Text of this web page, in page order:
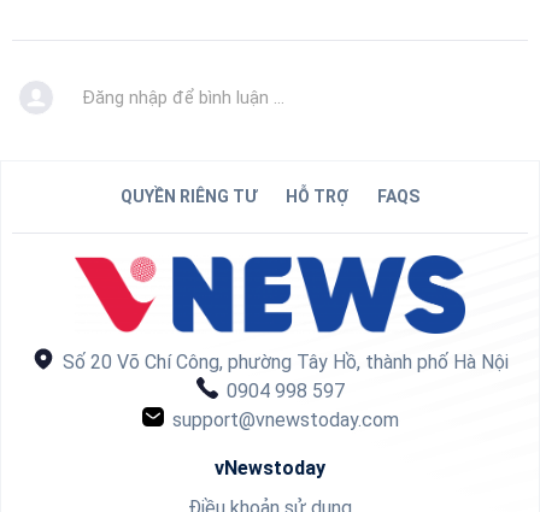
Đăng nhập để bình luận ...
QUYỀN RIÊNG TƯ HỖ TRỢ FAQS
Số 20 Võ Chí Công, phường Tây Hồ, thành phố Hà Nội
0904 998 597
support@vnewstoday.com
vNewstoday